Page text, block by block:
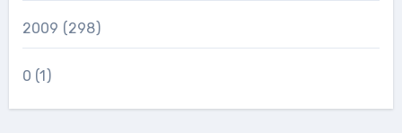
2009 (298)
0 (1)